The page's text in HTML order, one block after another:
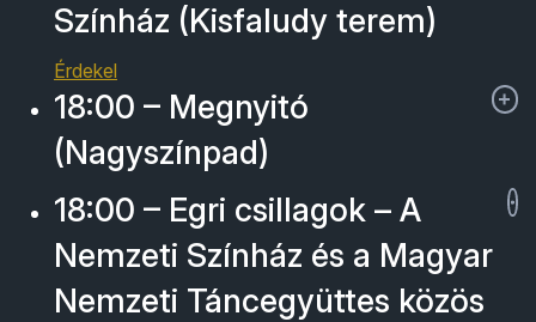
Színház (Kisfaludy terem)
Érdekel
18:00 – Megnyitó
(Nagyszínpad)
18:00 – Egri csillagok – A
Nemzeti Színház és a Magyar
Nemzeti Táncegyüttes közös